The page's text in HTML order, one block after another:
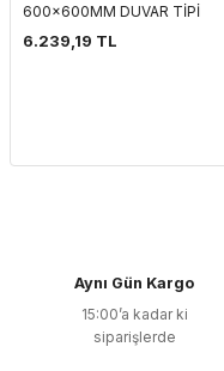
600x600MM DUVAR TİPİ
KABİNET
6.239,19 TL
Aynı Gün Kargo
15:00’a kadar ki
siparişlerde